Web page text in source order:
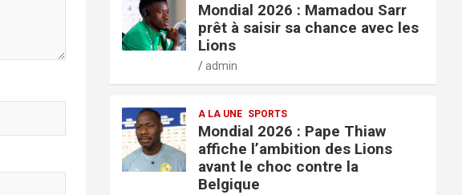
Mondial 2026 : Mamadou Sarr
prêt à saisir sa chance avec les
Lions
admin
A LA UNE SPORTS
Mondial 2026 : Pape Thiaw
affiche l’ambition des Lions
avant le choc contre la
Belgique